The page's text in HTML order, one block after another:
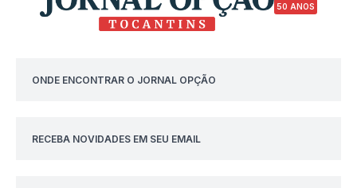
50 ANOS
ONDE ENCONTRAR O JORNAL OPÇÃO
RECEBA NOVIDADES EM SEU EMAIL